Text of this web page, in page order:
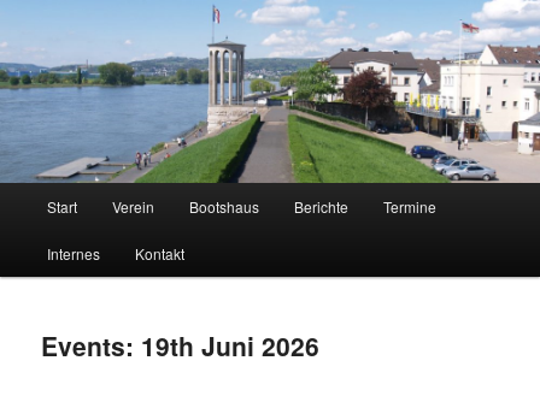
NRG
Neuwieder Ruder-Gesellschaft 1883 e.V.
Zum
Inhalt
Zum
sekundären
Start Verein Bootshaus Berichte Termine
Internes Kontakt
Events: 19th Juni 2026